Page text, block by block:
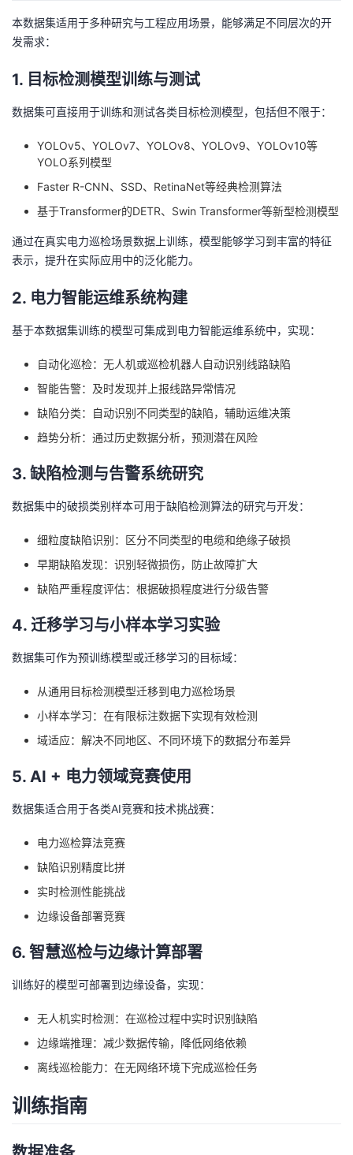
本数据集适用于多种研究与工程应用场景，能够满足不同层次的开
发需求：
1. 目标检测模型训练与测试
数据集可直接用于训练和测试各类目标检测模型，包括但不限于：
YOLOv5、YOLOv7、YOLOv8、YOLOv9、YOLOv10等
YOLO系列模型
Faster R-CNN、SSD、RetinaNet等经典检测算法
基于Transformer的DETR、Swin Transformer等新型检测模型
通过在真实电力巡检场景数据上训练，模型能够学习到丰富的特征
表示，提升在实际应用中的泛化能力。
2. 电力智能运维系统构建
基于本数据集训练的模型可集成到电力智能运维系统中，实现：
自动化巡检：无人机或巡检机器人自动识别线路缺陷
智能告警：及时发现并上报线路异常情况
缺陷分类：自动识别不同类型的缺陷，辅助运维决策
趋势分析：通过历史数据分析，预测潜在风险
3. 缺陷检测与告警系统研究
数据集中的破损类别样本可用于缺陷检测算法的研究与开发：
细粒度缺陷识别：区分不同类型的电缆和绝缘子破损
早期缺陷发现：识别轻微损伤，防止故障扩大
缺陷严重程度评估：根据破损程度进行分级告警
4. 迁移学习与小样本学习实验
数据集可作为预训练模型或迁移学习的目标域：
从通用目标检测模型迁移到电力巡检场景
小样本学习：在有限标注数据下实现有效检测
域适应：解决不同地区、不同环境下的数据分布差异
5. AI + 电力领域竞赛使用
数据集适合用于各类AI竞赛和技术挑战赛：
电力巡检算法竞赛
缺陷识别精度比拼
实时检测性能挑战
边缘设备部署竞赛
6. 智慧巡检与边缘计算部署
训练好的模型可部署到边缘设备，实现：
无人机实时检测：在巡检过程中实时识别缺陷
边缘端推理：减少数据传输，降低网络依赖
离线巡检能力：在无网络环境下完成巡检任务
训练指南